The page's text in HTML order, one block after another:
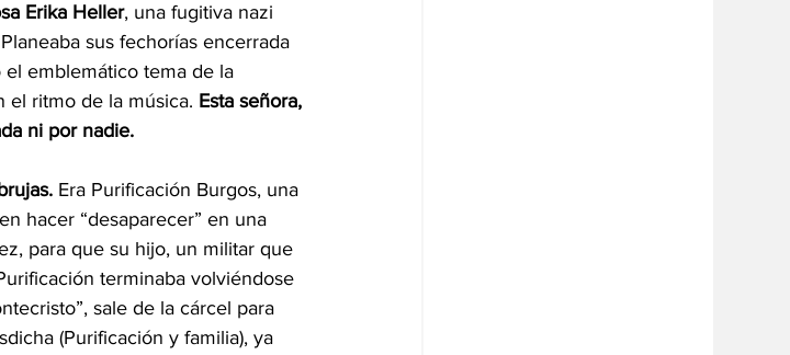
Erika Heller, una fugitiva nazi
sus fechorías encerrada
emblemático tema de la
el ritmo de la música. Esta señora,
ni por nadie.
Era Purificación Burgos, una
hacer “desaparecer” en una
para que su hijo, un militar que
terminaba volviéndose
sale de la cárcel para
(Purificación y familia), ya